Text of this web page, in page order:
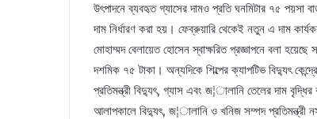
উৎপাদনে ব্যবহৃত গ্যাসের দামও প্রতি ঘনমিটার ৭৫ পয়সা
দাম নির্ধারণ করা হয়। ফেব্রুয়ারি থেকেই নতুন এ দাম
মোহাম্মদ বেলায়েত হোসেন স্বাক্ষরিত প্রজ্ঞাপনে বলা
দশমিক ৭৫ টাকা। অন্যদিকে শিল্পের ক্যাপটিভ বিদ্যুৎ
প্রতিমন্ত্রী বিদ্যুৎ, গ্যাস এবং জ¦ালানি তেলের দাম
আলাপকালে বিদ্যুৎ, জ¦ালানি ও খনিজ সম্পদ প্রতিমন্ত্রী